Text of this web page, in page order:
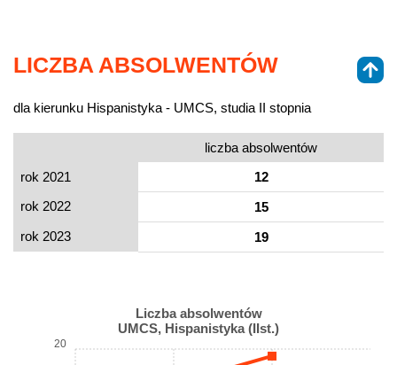
LICZBA ABSOLWENTÓW
dla kierunku Hispanistyka - UMCS, studia II stopnia
liczba absolwentów
rok 2021
12
rok 2022
15
rok 2023
19
Liczba absolwentów
UMCS, Hispanistyka (IIst.)
20